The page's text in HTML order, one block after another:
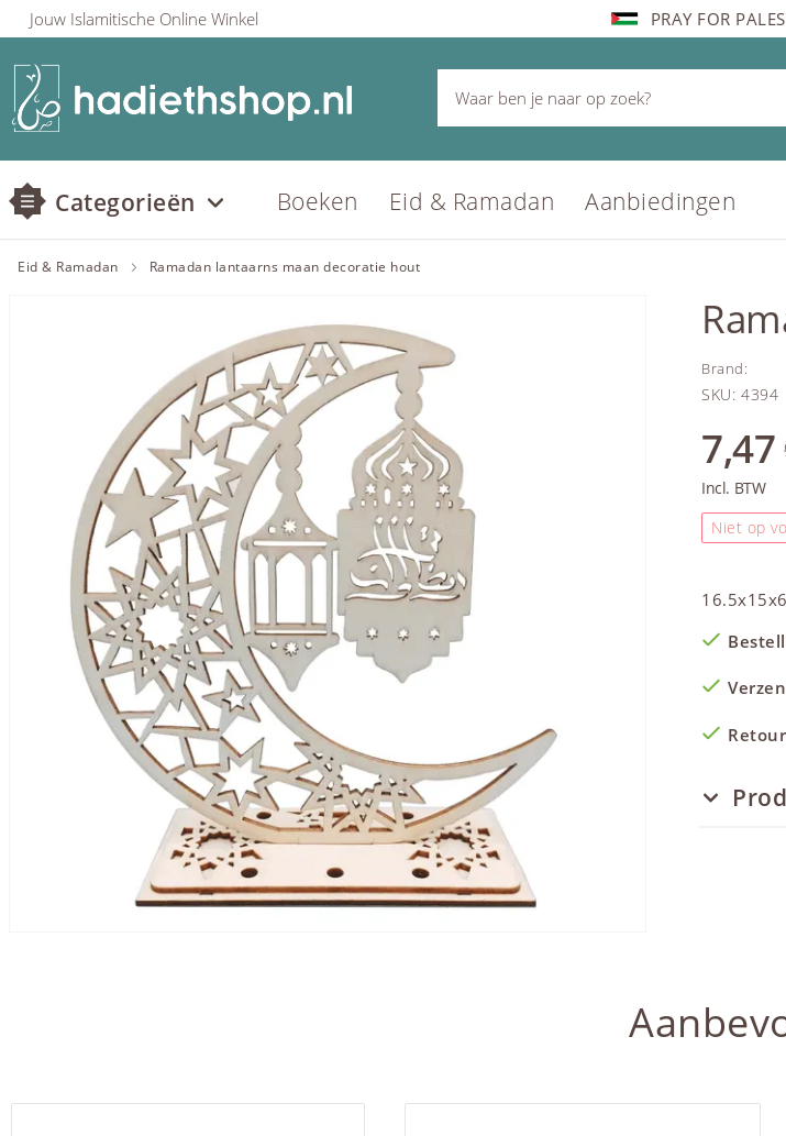
Jouw Islamitische Online Winkel PRAY FOR
Categorieën Boeken Eid & Ramadan Aanbiedingen
Eid & Ramadan Ramadan lantaarns maan decoratie hout
Brand:
SKU: 4394
7,47
Incl. BTW
Niet op